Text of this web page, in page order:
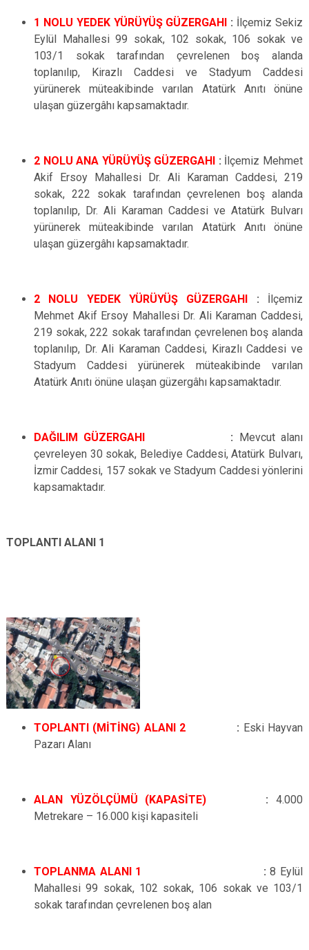
1 NOLU YEDEK YÜRÜYÜŞ GÜZERGAHI : İlçemiz Sekiz
Eylül Mahallesi 99 sokak, 102 sokak, 106 sokak ve
103/1 sokak tarafından çevrelenen boş alanda
toplanılıp, Kirazlı Caddesi ve Stadyum Caddesi
yürünerek müteakibinde varılan Atatürk Anıtı önüne
ulaşan güzergâhı kapsamaktadır.
2 NOLU ANA YÜRÜYÜŞ GÜZERGAHI : İlçemiz Mehmet
Akif Ersoy Mahallesi Dr. Ali Karaman Caddesi, 219
sokak, 222 sokak tarafından çevrelenen boş alanda
toplanılıp, Dr. Ali Karaman Caddesi ve Atatürk Bulvarı
yürünerek müteakibinde varılan Atatürk Anıtı önüne
ulaşan güzergâhı kapsamaktadır.
2 NOLU YEDEK YÜRÜYÜŞ GÜZERGAHI :
İlçemiz
Mehmet Akif Ersoy Mahallesi Dr. Ali Karaman Caddesi,
219 sokak, 222 sokak tarafından çevrelenen boş alanda
toplanılıp, Dr. Ali Karaman Caddesi, Kirazlı Caddesi ve
Stadyum Caddesi yürünerek müteakibinde varılan
Atatürk Anıtı önüne ulaşan güzergâhı kapsamaktadır.
DAĞILIM GÜZERGAHI : Mevcut alanı
çevreleyen 30 sokak, Belediye Caddesi, Atatürk Bulvarı,
İzmir Caddesi, 157 sokak ve Stadyum Caddesi yönlerini
kapsamaktadır.
TOPLANTI ALANI 1
TOPLANTI (MİTİNG) ALANI 2 : Eski Hayvan
Pazarı Alanı
ALAN YÜZÖLÇÜMÜ (KAPASİTE) :4.000
Metrekare – 16.000 kişi kapasiteli
TOPLANMA ALANI 1 : 8 Eylül
Mahallesi 99 sokak, 102 sokak, 106 sokak ve 103/1
sokak tarafından çevrelenen boş alan